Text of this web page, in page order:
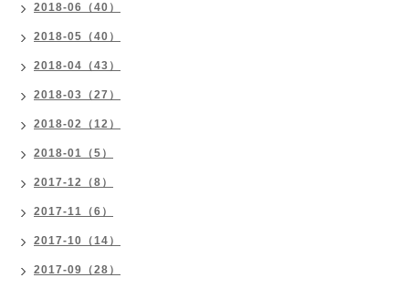
2018-06（40）
2018-05（40）
2018-04（43）
2018-03（27）
2018-02（12）
2018-01（5）
2017-12（8）
2017-11（6）
2017-10（14）
2017-09（28）